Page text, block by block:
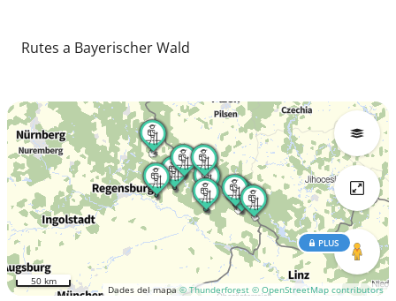
Rutes a Bayerischer Wald
Dades del mapa© Thunderforest © OpenStreetMap contributors
PLUS
50 km